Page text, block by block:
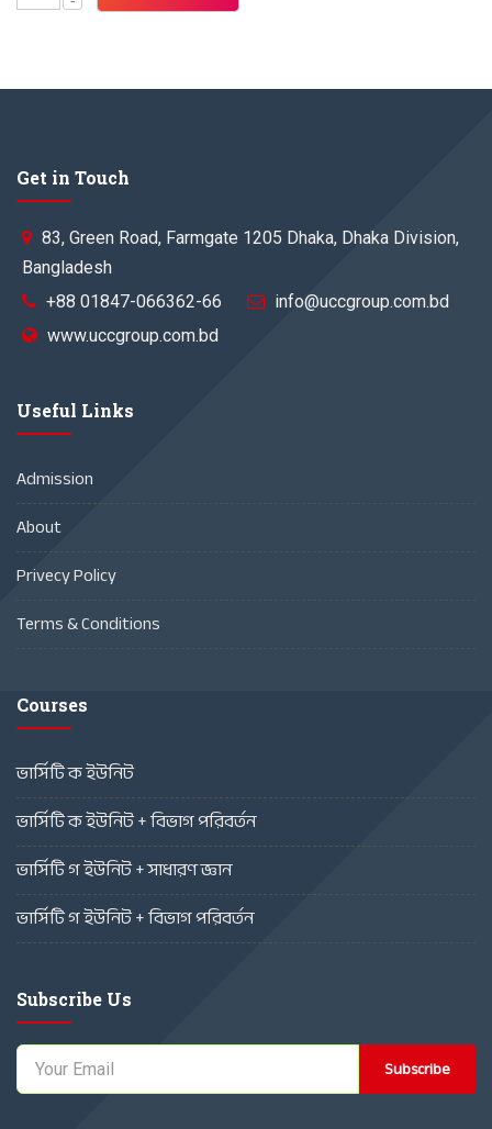
Get in Touch
83, Green Road, Farmgate 1205 Dhaka, Dhaka Division,
Bangladesh
+88 01847-066362-66
info@uccgroup.com.bd
www.uccgroup.com.bd
Useful Links
Admission
About
Privecy Policy
Terms & Conditions
Courses
ভার্সিটি ক ইউনিট
ভার্সিটি ক ইউনিট + বিভাগ পরিবর্তন
ভার্সিটি গ ইউনিট + সাধারণ জ্ঞান
ভার্সিটি গ ইউনিট + বিভাগ পরিবর্তন
Subscribe Us
Subscribe